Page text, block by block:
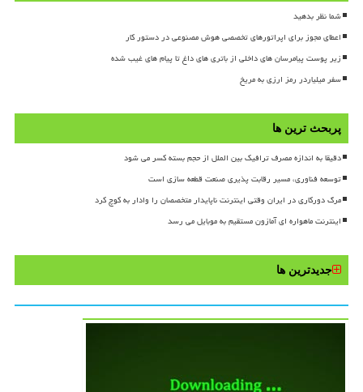
شما نظر بدهید
اعطای مجوز برای اپراتورهای تخصصی هوش مصنوعی در دستور کار
زیر پوست پیامرسان های داخلی از باتری های داغ تا پیام های غیب شده
سفر میلیاردر رمز ارزی به مریخ
پربحث ترین ها
دقیقا به اندازه مصرف ترافیک بین الملل از حجم بسته کسر می شود
توسعه فناوری، مسیر رقابت پذیری صنعت قطعه سازی است
مرگ دورکاری در ایران وقتی اینترنت ناپایدار متخصصان را وادار به کوچ کرد
اینترنت ماهواره ای آمازون مستقیم به موبایل می رسد
جدیدترین ها